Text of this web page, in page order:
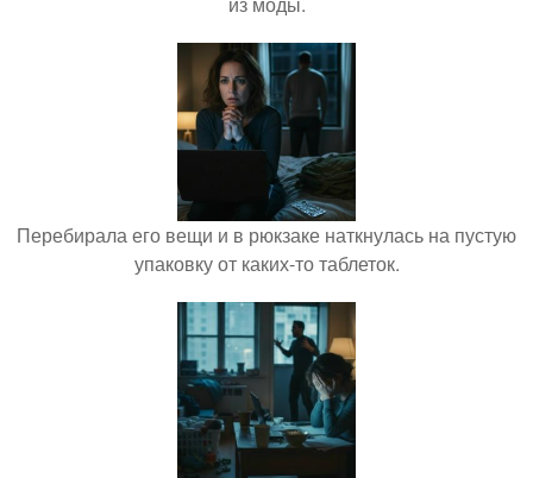
Перебирала его вещи и в рюкзаке наткнулась на пустую
упаковку от каких-то таблеток.